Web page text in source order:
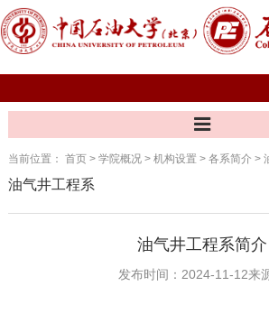
当前位置： 首页> 学院概况> 机构设置 > 各系简介 >
油气井工程系
油气井工程系简介
发布时间：2024-11-12来